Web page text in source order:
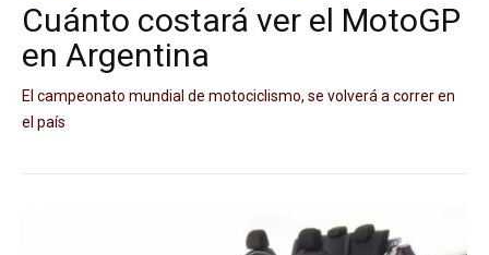
Cuánto costará ver el MotoGP
en Argentina
El campeonato mundial de motociclismo, se volverá a correr en
el país